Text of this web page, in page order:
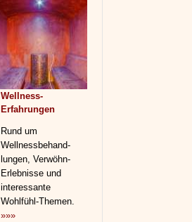
Wellness-
Erfahrungen
Rund um
Wellnessbehand­
lungen, Verwöhn-
Erlebnisse und
interessante
Wohlfühl-Themen.
»»»